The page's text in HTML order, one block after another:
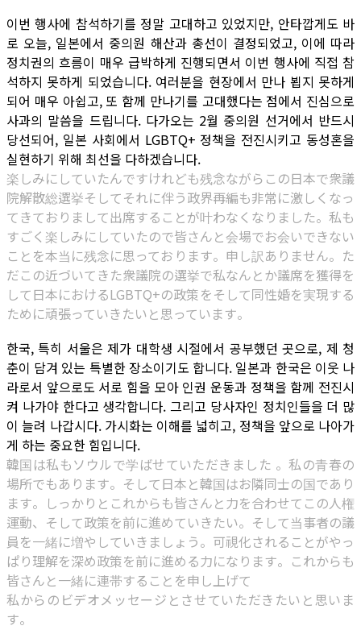
이번 행사에 참석하기를 정말 고대하고 있었지만, 안타깝게도 바
로 오늘, 일본에서 중의원 해산과 총선이 결정되었고, 이에 따라
정치권의 흐름이 매우 급박하게 진행되면서 이번 행사에 직접 참
석하지 못하게 되었습니다. 여러분을 현장에서 만나 뵙지 못하게
되어 매우 아쉽고, 또 함께 만나기를 고대했다는 점에서 진심으로
사과의 말씀을 드립니다. 다가오는 2월 중의원 선거에서 반드시
당선되어, 일본 사회에서 LGBTQ+ 정책을 전진시키고 동성혼을
실현하기 위해 최선을 다하겠습니다.
楽しみにしていたんですけれども残念ながらこの日本で衆議
院解散総選挙そしてそれに伴う政界再編も非常に激しくなっ
てきておりまして出席することが叶わなくなりました。私も
すごく楽しみにしていたので皆さんと会場でお会いできない
ことを本当に残念に思っております。申し訳ありません。た
だこの近づいてきた衆議院の選挙で私なんとか議席を獲得を
して日本におけるLGBTQ+の政策をそして同性婚を実現する
ために頑張っていきたいと思っています。
한국, 특히 서울은 제가 대학생 시절에서 공부했던 곳으로, 제 청
춘이 담겨 있는 특별한 장소이기도 합니다. 일본과 한국은 이웃 나
라로서 앞으로도 서로 힘을 모아 인권 운동과 정책을 함께 전진시
켜 나가야 한다고 생각합니다. 그리고 당사자인 정치인들을 더 많
이 늘려 나갑시다. 가시화는 이해를 넓히고, 정책을 앞으로 나아가
게 하는 중요한 힘입니다.
韓国は私もソウルで学ばせていただきました 。私の青春の
場所でもあります。そして日本と韓国はお隣同士の国であり
ます。しっかりとこれからも皆さんと力を合わせてこの人権
運動、そして政策を前に進めていきたい。そして当事者の議
員を一緒に増やしていきましょう。可視化されることがやっ
ぱり理解を深め政策を前に進める力になります。これからも
皆さんと一緒に連帯することを申し上げて
私からのビデオメッセージとさせていただきたいと思いま
す。